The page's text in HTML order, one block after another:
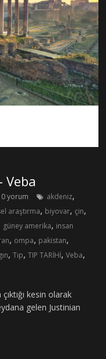
Veba
0 yorum akdeniz,
araştırma, biyovar, çin,
güney amerika, insan
, ompa, pakistan,
,Tıp,TIP TARİHİ,Veba,
kesin olarak
gelen Justinian